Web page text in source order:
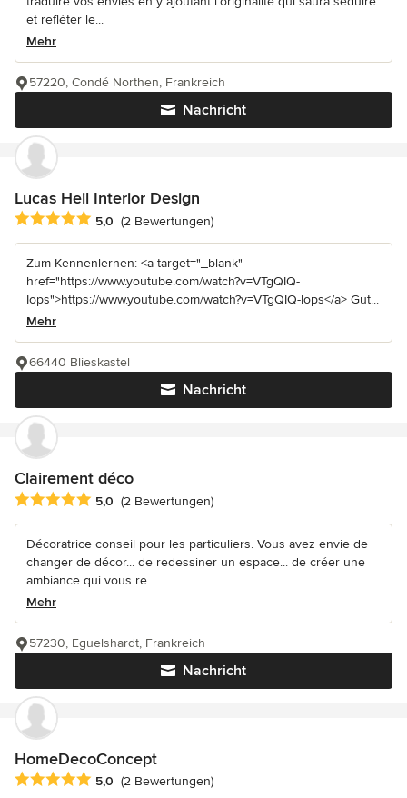
et refléter le...
Mehr
Nachricht
57220, Condé Northen, Frankreich
Lucas Heil Interior Design
Durchschnittliche Bewertung: 5 von 5 Sternen
5,0 (2 Bewertungen)
Zum Kennenlernen: <a target="_blank"
href="https://www.youtube.com/watch?v=VTgQIQ-
Iops">https://www.youtube.com/watch?v=VTgQIQ-Iops</a> Gut...
Mehr
Nachricht
66440 Blieskastel
Clairement déco
Durchschnittliche Bewertung: 5 von 5 Sternen
5,0 (2 Bewertungen)
Décoratrice conseil pour les particuliers. Vous avez envie de
changer de décor... de redessiner un espace... de créer une
ambiance qui vous re...
Mehr
Nachricht
57230, Eguelshardt, Frankreich
HomeDecoConcept
Durchschnittliche Bewertung: 5 von 5 Sternen
5,0 (2 Bewertungen)